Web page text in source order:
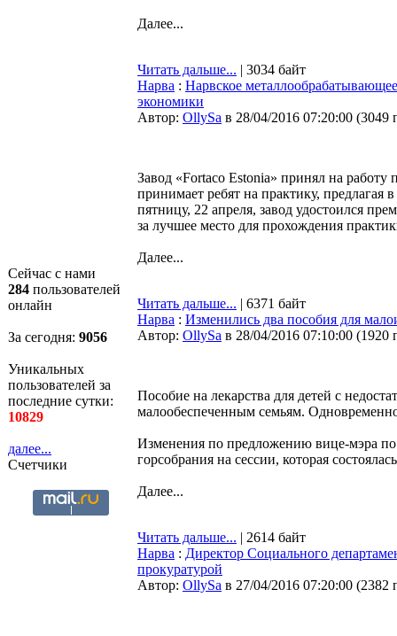
Сейчас с нами
284 пользователей
онлайн
За сегодня: 9056
Уникальных
пользователей за
последние сутки:
10829
далее...
Счетчики
Далее...
Читать дальше... | 3034 байт
Нарва : Нарвское
экономики
Автор: OllySa в 28/04/2016 07:20:00 (3049
Завод «Fortaco Estonia» принял на работу
принимает ребят на практику,
пятницу, 22 апреля, завод удостоился
за лучшее место для прохождения
Далее...
Читать дальше... | 6371 байт
Нарва : Изменились два пособия для
Автор: OllySa в 28/04/2016 07:10:00 (1920
Пособие на лекарства для детей с
малообеспеченным семьям.
Изменения по предложению вице-мэра
горсобрания на сессии, которая
Далее...
Читать дальше... | 2614 байт
Нарва : Директор Социального
прокуратурой
Автор: OllySa в 27/04/2016 07:20:00 (2382